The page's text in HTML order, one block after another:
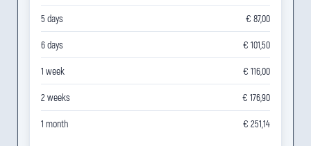
5 days € 87,00
6 days € 101,50
1 week € 116,00
2 weeks € 176,90
1 month € 251,14